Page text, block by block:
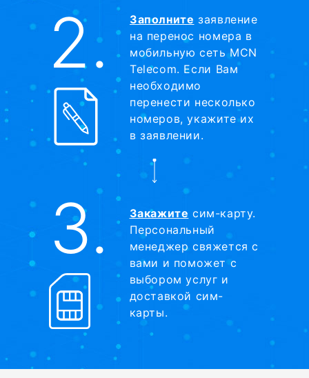
2. Заполните заявление
на перенос номера в
мобильную сеть MCN
Telecom. Если Вам
необходимо
перенести несколько
номеров, укажите их
в заявлении.
3. Закажите сим-карту.
Персональный
менеджер свяжется с
вами и поможет с
выбором услуг и
доставкой сим-
карты.